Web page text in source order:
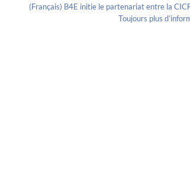
(Français) B4E initie le partenariat entre la
Toujours plus